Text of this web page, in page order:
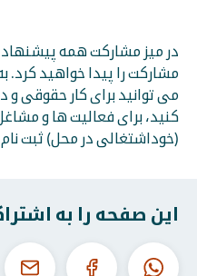
در میز مشارکت همه
مشارکت را پیدا خواهید کرد.
می توانید برای کار حقوقی و
(خوداشتغالی در محل) ثبت
این صفحه را به